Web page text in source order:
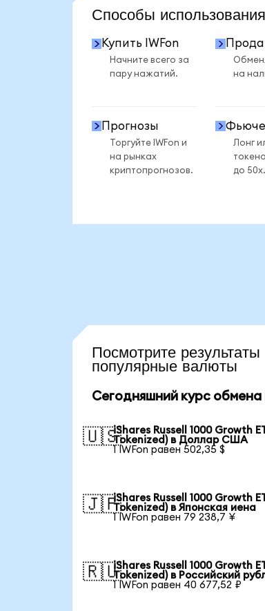
Способы
Купить IWFon
Начните всего за
пару нажатий.
на
Прогнозы
Торгуйте IWFon и
на рынках
криптопрогнозов.
Лонг
до 50x.
Посмотрите
популярные валюты
Сегодняшний курс обмена
🇺🇸iShares Russell 1000 Growth
Tokenized) в Доллар США
1 IWFon равен 502,35 $
🇯🇵iShares Russell 1000 Growth
Tokenized) в Японская иена
1 IWFon равен 79 238,7 ¥
🇷🇺iShares Russell 1000 Growth
Tokenized) в Российский
1 IWFon равен 40 677,52 ₽